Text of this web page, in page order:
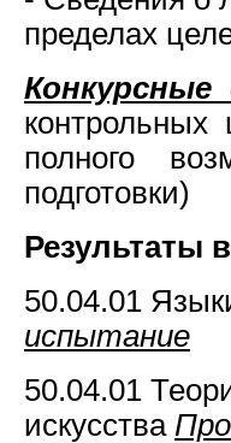
пределах
Конкурсные
полного
подготовки)
Результаты
50.04.01
испытание
50.04.01
искусства